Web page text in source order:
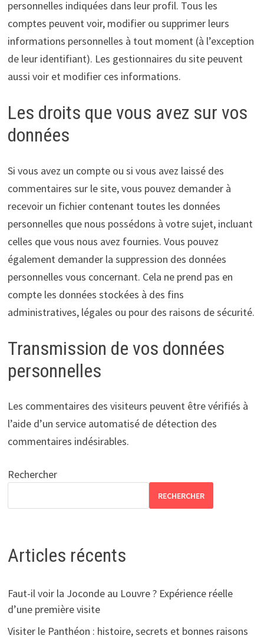
personnelles indiquées dans leur profil. Tous les
comptes peuvent voir, modifier ou supprimer leurs
informations personnelles à tout moment (à l’exception
de leur identifiant). Les gestionnaires du site peuvent
aussi voir et modifier ces informations.
Les droits que vous avez sur vos
données
Si vous avez un compte ou si vous avez laissé des
commentaires sur le site, vous pouvez demander à
recevoir un fichier contenant toutes les données
personnelles que nous possédons à votre sujet, incluant
celles que vous nous avez fournies. Vous pouvez
également demander la suppression des données
personnelles vous concernant. Cela ne prend pas en
compte les données stockées à des fins
administratives, légales ou pour des raisons de sécurité.
Transmission de vos données
personnelles
Les commentaires des visiteurs peuvent être vérifiés à
l’aide d’un service automatisé de détection des
commentaires indésirables.
Rechercher
RECHERCHER
Articles récents
Faut-il voir la Joconde au Louvre ? Expérience réelle
d’une première visite
Visiter le Panthéon : histoire, secrets et bonnes raisons